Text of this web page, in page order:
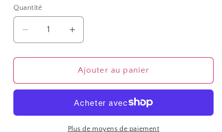
Quantité
Quantité
Réduire
la
quantité
Perles
irisées
Augmenter
la
quantité
de
Perles
rocaille
irisées
tubes
Ajouter au panier
Plus de moyens de paiement